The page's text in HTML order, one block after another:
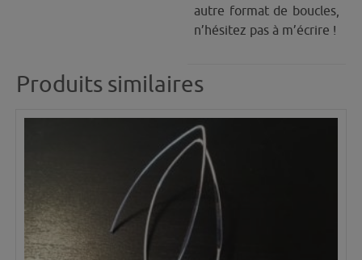
autre format de boucles,
n’hésitez pas à m’écrire !
Produits similaires